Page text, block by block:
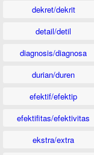
dekret/dekrit
detail/detil
diagnosis/diagnosa
durian/duren
efektif/efektip
efektifitas/efektivitas
ekstra/extra